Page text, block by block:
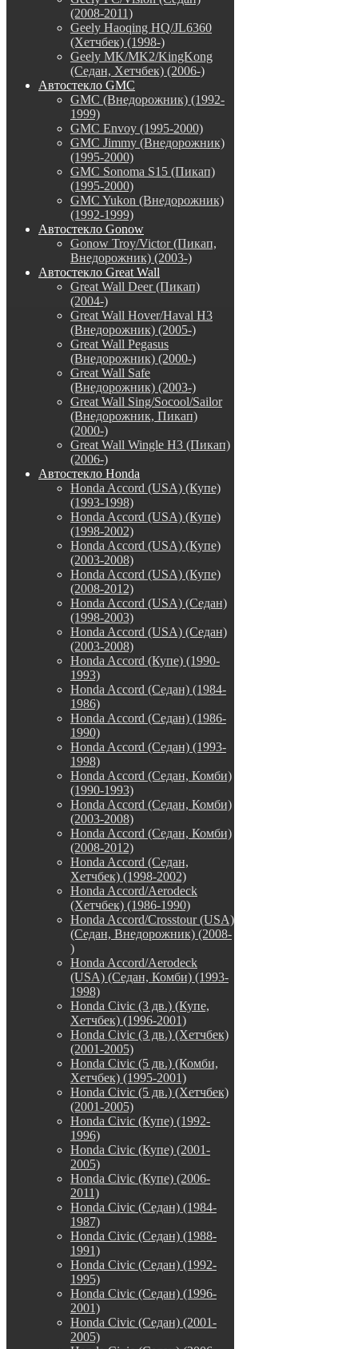
(2008-2011)
Geely Haoqing HQ/JL6360
(Хетчбек) (1998-)
Geely MK/MK2/KingKong
(Седан, Хетчбек) (2006-)
Автостекло GMC
GMC (Внедорожник) (1992-
1999)
GMC Envoy (1995-2000)
GMC Jimmy (Внедорожник)
(1995-2000)
GMC Sonoma S15 (Пикап)
(1995-2000)
GMC Yukon (Внедорожник)
(1992-1999)
Автостекло Gonow
Gonow Troy/Victor (Пикап,
Внедорожник) (2003-)
Автостекло Great Wall
Great Wall Deer (Пикап)
(2004-)
Great Wall Hover/Haval H3
(Внедорожник) (2005-)
Great Wall Pegasus
(Внедорожник) (2000-)
Great Wall Safe
(Внедорожник) (2003-)
Great Wall Sing/Socool/Sailor
(Внедорожник, Пикап)
(2000-)
Great Wall Wingle H3 (Пикап)
(2006-)
Автостекло Honda
Honda Accord (USA) (Купе)
(1993-1998)
Honda Accord (USA) (Купе)
(1998-2002)
Honda Accord (USA) (Купе)
(2003-2008)
Honda Accord (USA) (Купе)
(2008-2012)
Honda Accord (USA) (Седан)
(1998-2003)
Honda Accord (USA) (Седан)
(2003-2008)
Honda Accord (Купе) (1990-
1993)
Honda Accord (Седан) (1984-
1986)
Honda Accord (Седан) (1986-
1990)
Honda Accord (Седан) (1993-
1998)
Honda Accord (Седан, Комби)
(1990-1993)
Honda Accord (Седан, Комби)
(2003-2008)
Honda Accord (Седан, Комби)
(2008-2012)
Honda Accord (Седан,
Хетчбек) (1998-2002)
Honda Accord/Aerodeck
(Хетчбек) (1986-1990)
Honda Accord/Crosstour (USA)
(Седан, Внедорожник) (2008-
)
Honda Accord/Аerodeck
(USA) (Седан, Комби) (1993-
1998)
Honda Civic (3 дв.) (Купе,
Хетчбек) (1996-2001)
Honda Civic (3 дв.) (Хетчбек)
(2001-2005)
Honda Civic (5 дв.) (Комби,
Хетчбек) (1995-2001)
Honda Civic (5 дв.) (Хетчбек)
(2001-2005)
Honda Civic (Купе) (1992-
1996)
Honda Civic (Купе) (2001-
2005)
Honda Civic (Купе) (2006-
2011)
Honda Civic (Седан) (1984-
1987)
Honda Civic (Седан) (1988-
1991)
Honda Civic (Седан) (1992-
1995)
Honda Civic (Седан) (1996-
2001)
Honda Civic (Седан) (2001-
2005)